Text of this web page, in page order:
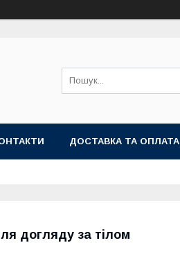
ДОСТАВКА ТА ОПЛАТА
догляду за тілом